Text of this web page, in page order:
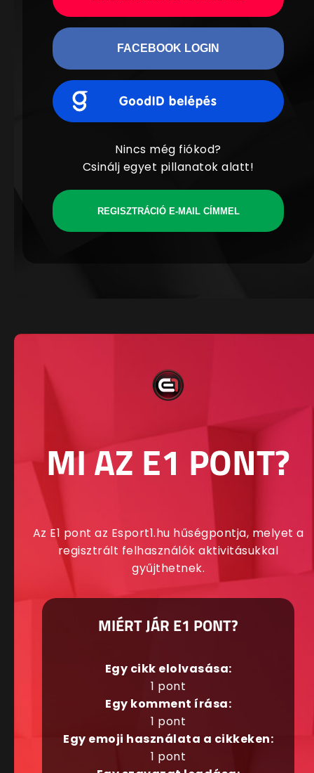
FACEBOOK LOGIN
Nincs még fiókod?
Csinálj egyet pillanatok alatt!
REGISZTRÁCIÓ E-MAIL CÍMMEL
MI AZ E1 PONT?
Az E1 pont az Esport1.hu hűségpontja, melyet a
regisztrált felhasználók aktivitásukkal
gyűjthetnek.
MIÉRT JÁR E1 PONT?
Egy cikk elolvasása:
1 pont
Egy komment írása:
1 pont
Egy emoji használata a cikkeken:
1 pont